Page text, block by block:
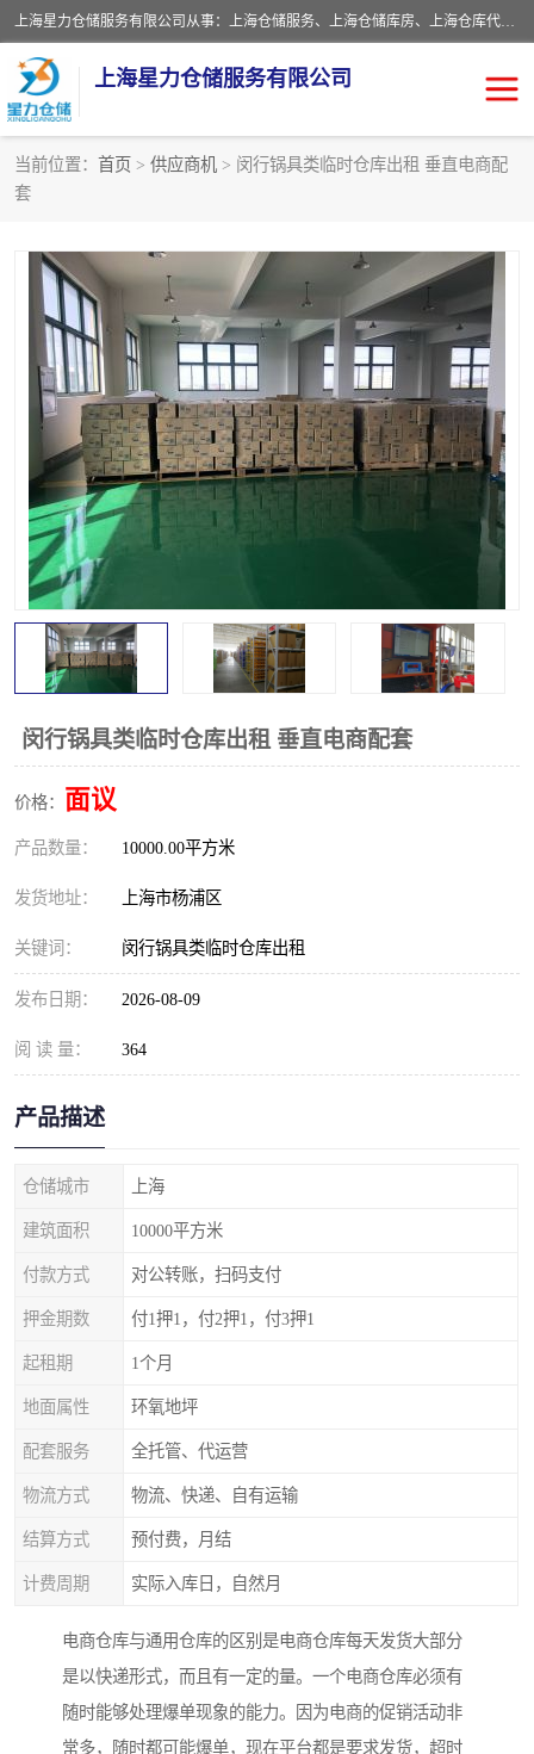
上海星力仓储服务有限公司从事：上海仓储服务、上海仓储库房、上海仓库代运营、上海仓库对外出租、上海仓库外包、上海三方仓储、上海电商仓储代发、上海电商代发货仓库、上海托管仓库、上海仓储配送。上海星力仓储服务有限公司现在拥有100个分仓、10万余平方的标准库房，精炼员工几百名，与几千家客户合作，公司已跻身上海仓储行业前列。欢迎来电咨询！
上海星力仓储服务有限公司
当前位置： 首页 > 供应商机 > 闵行锅具类临时仓库出租 垂直电商配
套
闵行锅具类临时仓库出租 垂直电商配套
价格： 面议
产品数量： 10000.00平方米
发货地址： 上海市杨浦区
关键词： 闵行锅具类临时仓库出租
发布日期： 2026-08-09
阅 读 量： 364
产品描述
仓储城市 上海
建筑面积 10000平方米
付款方式 对公转账，扫码支付
押金期数 付1押1，付2押1，付3押1
起租期 1个月
地面属性 环氧地坪
配套服务 全托管、代运营
物流方式 物流、快递、自有运输
结算方式 预付费，月结
计费周期 实际入库日，自然月
电商仓库与通用仓库的区别是电商仓库每天发货大部分
是以快递形式，而且有一定的量。一个电商仓库必须有
随时能够处理爆单现象的能力。因为电商的促销活动非
常多，随时都可能爆单，现在平台都是要求发货，超时
上海仓储配送 上海仓库外包
上海仓库代运营 上海托管仓库
上海第三方仓储 上海仓储服务
仓储 上海电商代发货仓库
上海托管仓库